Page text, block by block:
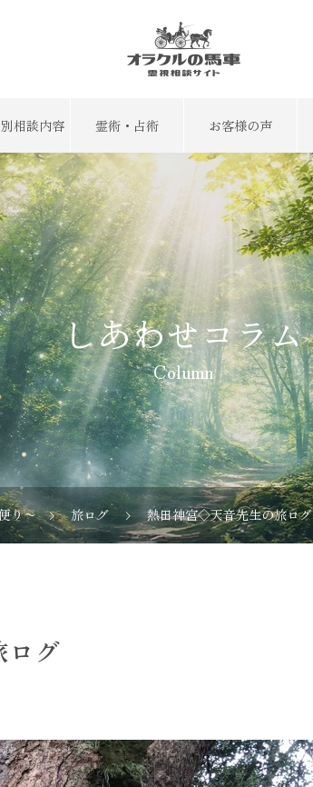
相談内容 霊術・占術 お客様の声
しあわせコラム
Column
り〜 旅ログ 熱田神宮◇天音先生の旅ログ
グ